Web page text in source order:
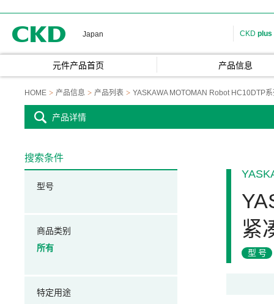
Japan CKD plus
元件产品首页 产品信息
HOME 产品信息 产品列表 YASKAWA MOTOMAN Robot HC10DTP
产品详情
紧
型号
搜索条件
型号
商品类别
所有
特定用途